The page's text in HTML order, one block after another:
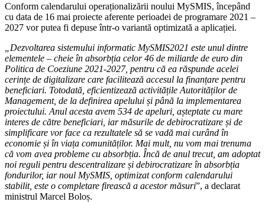
Conform calendarului operaționalizării noului MySMIS, începând
cu data de 16 mai proiecte aferente perioadei de programare 2021 –
2027 vor putea fi depuse într-o variantă optimizată a aplicației.
„Dezvoltarea sistemului informatic MySMIS2021 este unul dintre
elementele – cheie în absorbția celor 46 de miliarde de euro din
Politica de Coeziune 2021-2027, pentru că ea răspunde acelei
cerințe de digitalizare care facilitează accesul la finanțare pentru
beneficiari. Totodată, eficientizează activitățile Autorităților de
Management, de la definirea apelului și până la implementarea
proiectului. Anul acesta avem 534 de apeluri, așteptate cu mare
interes de către beneficiari, iar măsurile de debirocratizare și de
simplificare vor face ca rezultatele să se vadă mai curând în
economie și în viața comunităților. Mai mult, nu vom mai trenuma
că vom avea probleme cu absorbția. Încă de anul trecut, am adoptat
noi reguli pentru descentralizare și debirocratizare în absorbția
fondurilor, iar noul MySMIS, optimizat conform calendarului
stabilit, este o completare firească a acestor măsuri”, a declarat
ministrul Marcel Boloș.